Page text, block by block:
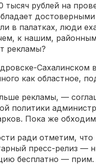
тысяч рублей на
в палатках, люди
к нашим,
рекламы?
Сахалинском
как областное,
рекламы, —
политики
Пока же
ради отметим, что
пресс-релиз —
бесплатно — прим.